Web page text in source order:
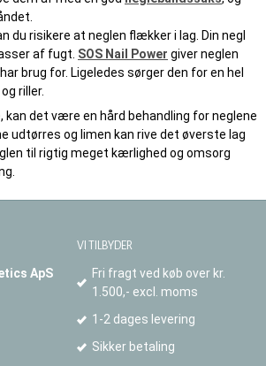
du risikere at neglen flækker i lag. Din negl
af fugt. SOS Nail Power giver neglen
brug for. Ligeledes sørger den for en hel
riller.
kan det være en hård behandling for neglene
udtørres og limen kan rive det øverste lag
til rigtig meget kærlighed og omsorg
ApS
VI TILBYDER
Fri fragt ved køb over kr.
1.500,- excl. moms
1-2 dages levering
Sikker betaling